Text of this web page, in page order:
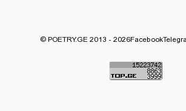
© POETRY.GE 2013 - 2026Facebook